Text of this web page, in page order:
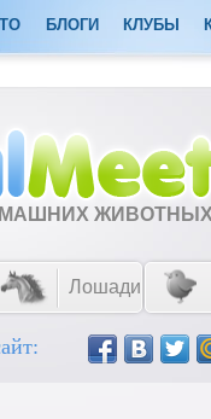
БЛОГИ КЛУБЫ
Лошади